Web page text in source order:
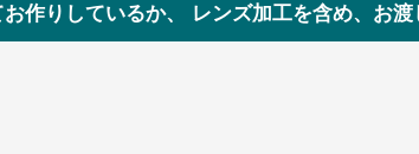
作りしているか、 レンズ加工を含め、お